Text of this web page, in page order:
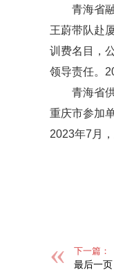
青海省
王蔚带队赴
训费名目，
领导责任。
青海省
重庆市参加
2023年7月
下一篇：
最后一页